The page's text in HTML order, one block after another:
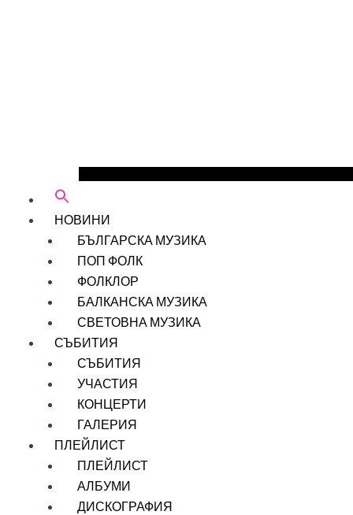
НОВИНИ
БЪЛГАРСКА МУЗИКА
ПОП ФОЛК
ФОЛКЛОР
БАЛКАНСКА МУЗИКА
СВЕТОВНА МУЗИКА
СЪБИТИЯ
СЪБИТИЯ
УЧАСТИЯ
КОНЦЕРТИ
ГАЛЕРИЯ
ПЛЕЙЛИСТ
ПЛЕЙЛИСТ
АЛБУМИ
ДИСКОГРАФИЯ